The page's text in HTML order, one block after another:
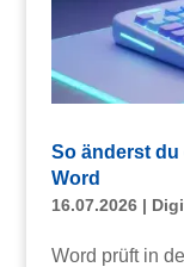
So änderst
Word
16.07.2026|
Word prüft in